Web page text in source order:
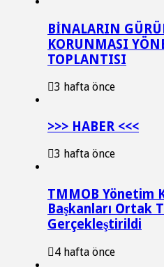
BİNALARIN
KORUNMASI
TOPLANTISI
3 hafta önce
>>> HABER <<<
3 hafta önce
TMMOB Yönetim
Başkanları Ortak
Gerçekleştirildi
4 hafta önce